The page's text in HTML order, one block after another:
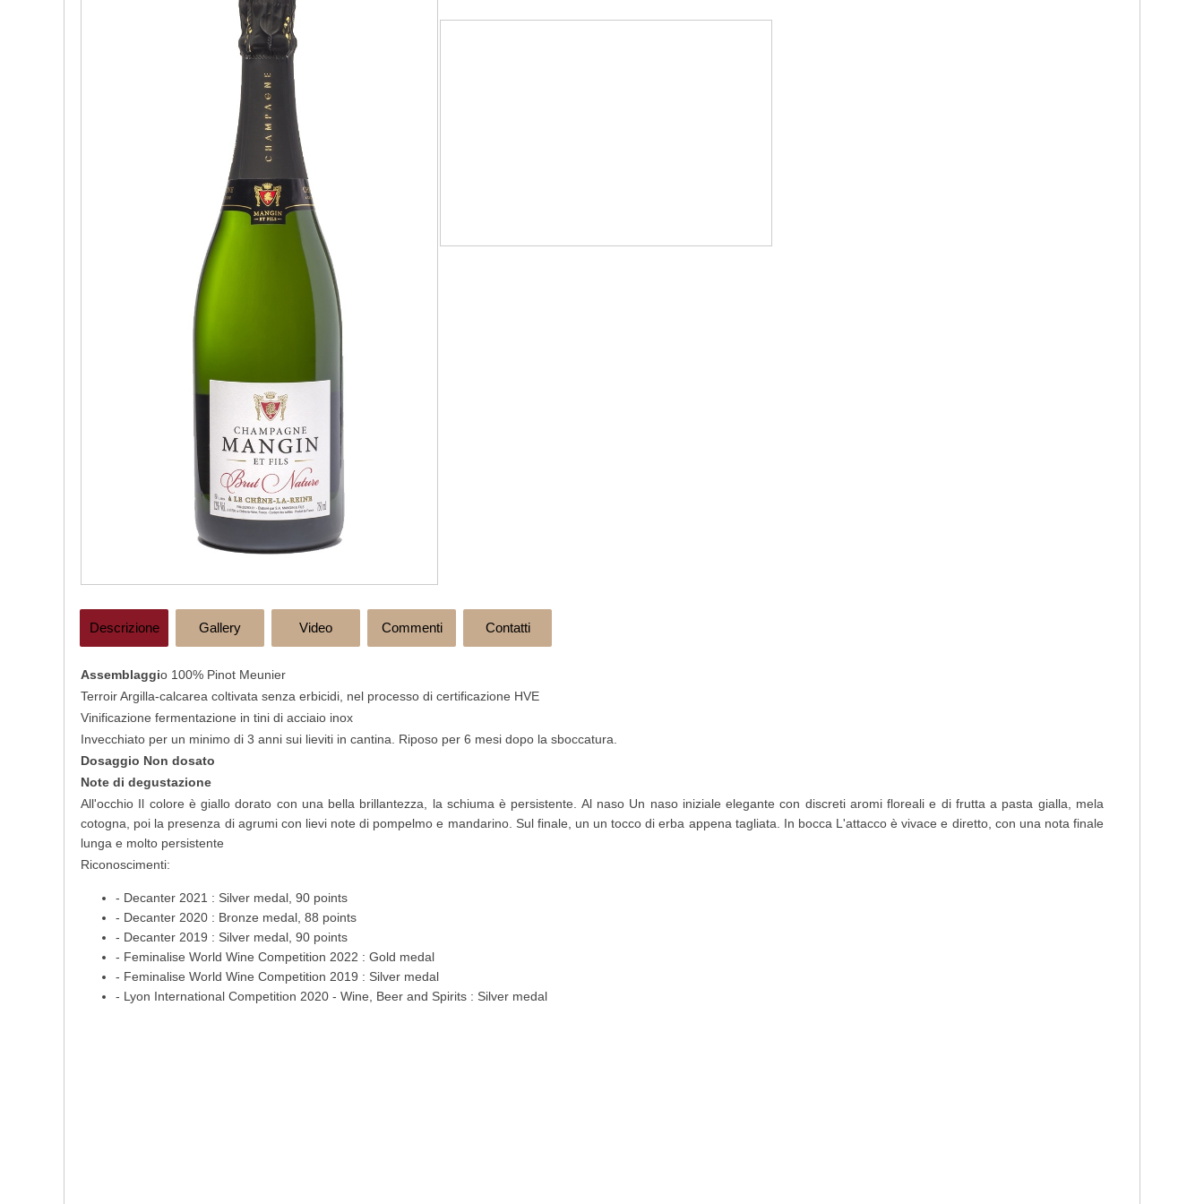
Descrizione Gallery Video Commenti Contatti
Assemblaggio 100% Pinot Meunier
TerroirArgilla-calcarea coltivata senza erbicidi, nel processo di certificazione HVE
Vinificazione fermentazione in tini di acciaio inox
Invecchiato per un minimo di 3 anni sui lieviti in cantina. Riposo per 6 mesi dopo la sboccatura.
Dosaggio Non dosato
Note di degustazione
All'occhio Il colore è giallo dorato con una bella brillantezza, la schiuma è persistente. Al naso Un naso iniziale elegante con discreti aromi floreali e di frutta a pasta gialla, mela
cotogna, poi la presenza di agrumi con lievi note di pompelmo e mandarino. Sul finale, un un tocco di erba appena tagliata. In bocca L'attacco è vivace e diretto, con una nota finale
lunga e molto persistente
Riconoscimenti:
- Decanter 2021 : Silver medal, 90 points
- Decanter 2020 : Bronze medal, 88 points
- Decanter 2019 : Silver medal, 90 points
- Feminalise World Wine Competition 2022 : Gold medal
- Feminalise World Wine Competition 2019 : Silver medal
- Lyon International Competition 2020 - Wine, Beer and Spirits : Silver medal